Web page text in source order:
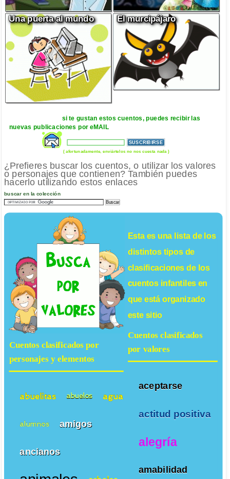
Una puerta al mundo El murcipájaro
si te gustan estos cuentos, puedes recibir las
nuevas publicaciones por eMAIL
( afortunadamente, enviártelos no nos cuesta nada )
¿Prefieres buscar los cuentos, o utilizar los valores
o personajes que contienen? También puedes
hacerlo utilizando estos enlaces
buscar en la colección
Esta es una lista de los
distintos tipos de
clasificaciones de los
cuentos infantilesen
que está organizado
este sitio
Cuentos clasificados
por valores
aceptarse
actitud positiva
alegría
amabilidad
Cuentos clasificados por
personajes y elementos
abuelitas abuelos agua
alumnos amigos
ancianos